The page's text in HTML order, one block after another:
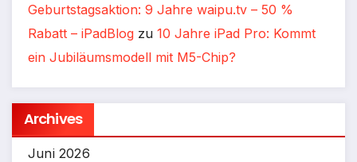
Geburtstagsaktion: 9 Jahre waipu.tv – 50 %
Rabatt – iPadBlog zu 10 Jahre iPad Pro: Kommt
ein Jubiläumsmodell mit M5-Chip?
Archives
Juni 2026